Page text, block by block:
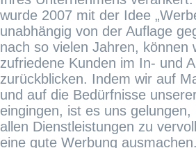
wurde 2007 mit der Idee
unabhängig von der Auflage
nach so vielen Jahren, können
zufriedene Kunden im In- und
zurückblicken. Indem wir auf
und auf die Bedürfnisse
eingingen, ist es uns
allen Dienstleistungen zu
eine gute Werbung